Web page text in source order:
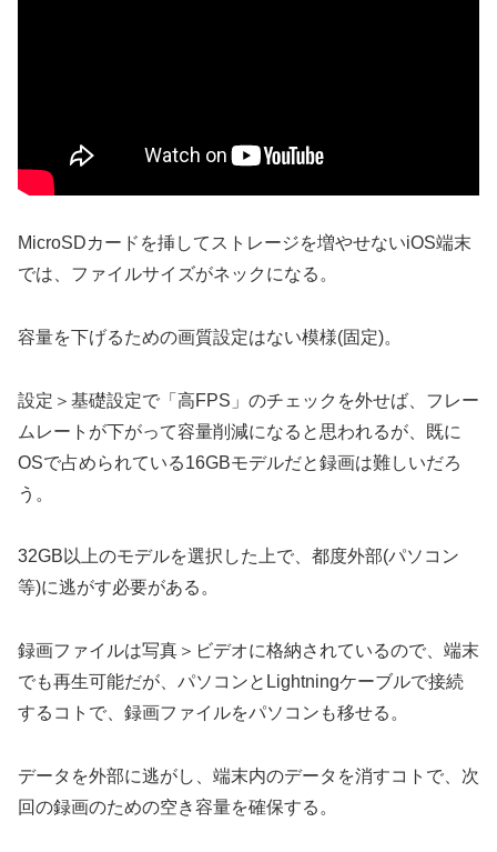
MicroSDカードを挿してストレージを増やせないiOS端末
では、ファイルサイズがネックになる。
容量を下げるための画質設定はない模様(固定)。
設定＞基礎設定で「高FPS」のチェックを外せば、フレー
ムレートが下がって容量削減になると思われるが、既に
OSで占められている16GBモデルだと録画は難しいだろ
う。
32GB以上のモデルを選択した上で、都度外部(パソコン
等)に逃がす必要がある。
録画ファイルは写真＞ビデオに格納されているので、端末
でも再生可能だが、パソコンとLightningケーブルで接続
するコトで、録画ファイルをパソコンも移せる。
データを外部に逃がし、端末内のデータを消すコトで、次
回の録画のための空き容量を確保する。